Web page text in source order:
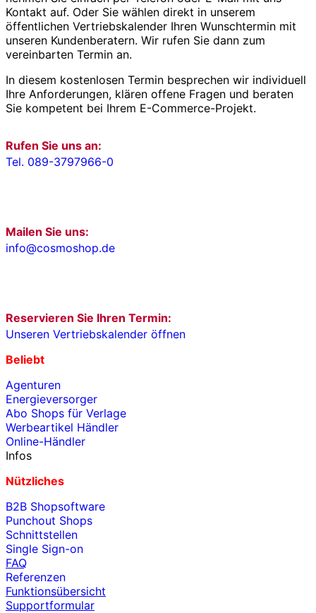
Kontakt auf. Oder Sie wählen direkt in unserem
öffentlichen Vertriebskalender Ihren Wunschtermin mit
unseren Kundenberatern. Wir rufen Sie dann zum
vereinbarten Termin an.
In diesem kostenlosen Termin besprechen wir individuell
Ihre Anforderungen, klären offene Fragen und beraten
Sie kompetent bei Ihrem E-Commerce-Projekt.
Rufen Sie uns an:
Tel. 089-3797966-0
Mailen Sie uns:
info@cosmoshop.de
Reservieren Sie Ihren Termin:
Unseren Vertriebskalender öffnen
Beliebt
Agenturen
Energieversorger
Abo Shops für Verlage
Werbeartikel Händler
Online-Händler
Infos
Nützliches
B2B Shopsoftware
Punchout Shops
Schnittstellen
Single Sign-on
FAQ
Referenzen
Funktionsübersicht
Supportformular